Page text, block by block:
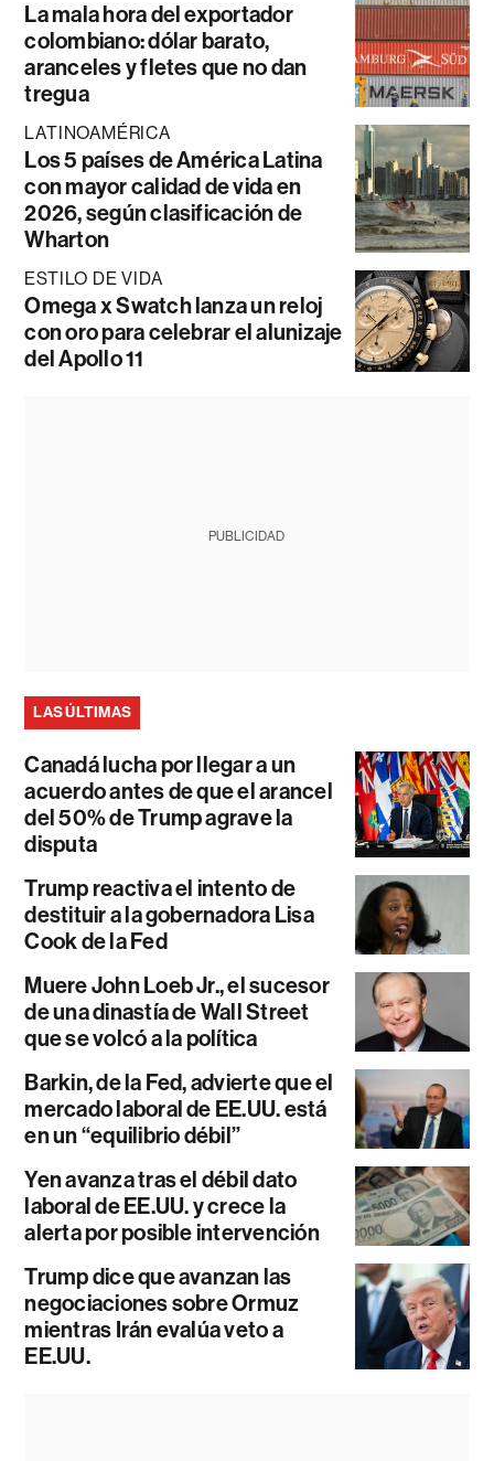
La mala hora del exportador
colombiano: dólar barato,
aranceles y fletes que no dan
tregua
LATINOAMÉRICA
Los 5 países de América Latina
con mayor calidad de vida en
2026, según clasificación de
Wharton
ESTILO DE VIDA
Omega x Swatch lanza un reloj
con oro para celebrar el alunizaje
del Apollo 11
PUBLICIDAD
LAS ÚLTIMAS
Canadá lucha por llegar a un
acuerdo antes de que el arancel
del 50% de Trump agrave la
disputa
Trump reactiva el intento de
destituir a la gobernadora Lisa
Cook de la Fed
Muere John Loeb Jr., el sucesor
de una dinastía de Wall Street
que se volcó a la política
Barkin, de la Fed, advierte que el
mercado laboral de EE.UU. está
en un “equilibrio débil”
Yen avanza tras el débil dato
laboral de EE.UU. y crece la
alerta por posible intervención
Trump dice que avanzan las
negociaciones sobre Ormuz
mientras Irán evalúa veto a
EE.UU.